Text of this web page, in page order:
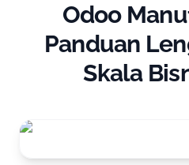
Odoo
Panduan
Skala